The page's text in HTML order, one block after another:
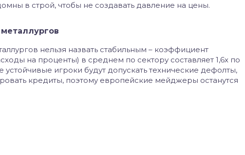
в строй, чтобы не создавать давление на цены.
нельзя назвать стабильным – коэффициент
на проценты) в среднем по сектору составляет 1,6х по
игроки будут допускать технические дефолты,
кредиты, поэтому европейские мейджеры останутся